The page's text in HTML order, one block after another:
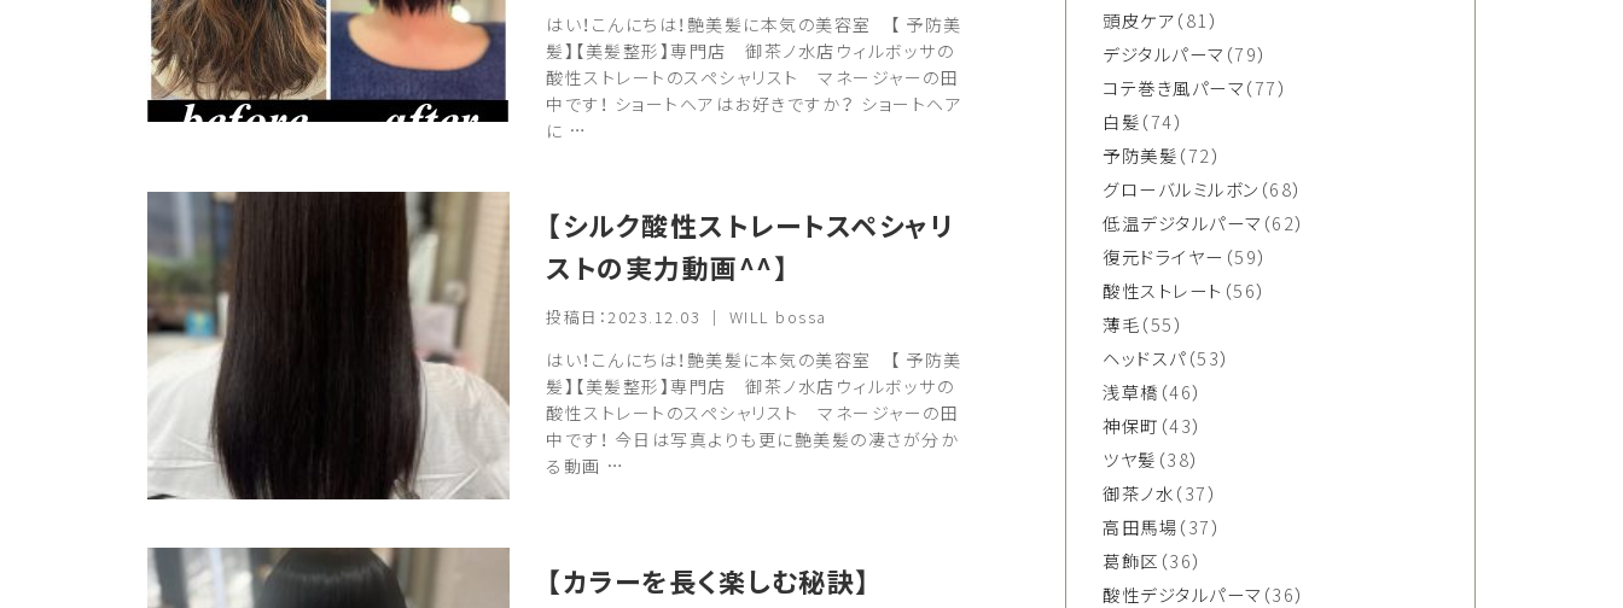
はい！こんにちは！艶美髪に本気の美容室 【 予防美
髪】【美髪整形】専門店 御茶ノ水店ウィルボッサの
酸性ストレートのスペシャリスト マネージャーの田
中です！ ショートヘアはお好きですか？ ショートヘア
に …
【シルク酸性ストレートスペシャリ
ストの実力動画^^】
投稿日：2023.12.03 ｜ WILL bossa
はい！こんにちは！艶美髪に本気の美容室 【 予防美
髪】【美髪整形】専門店 御茶ノ水店ウィルボッサの
酸性ストレートのスペシャリスト マネージャーの田
中です！ 今日は写真よりも更に艶美髪の凄さが分か
る動画 …
【カラーを長く楽しむ秘訣】
頭皮ケア（81）
デジタルパーマ （79）
コテ巻き風パーマ（77）
白髪（74）
予防美髪（72）
グローバルミルボン （68）
低温デジタルパーマ （62）
復元ドライヤー （59）
酸性ストレート （56）
薄毛（55）
ヘッドスパ（53）
浅草橋 （46）
神保町 （43）
ツヤ髪 （38）
御茶ノ水（37）
高田馬場（37）
葛飾区 （36）
酸性デジタルパーマ （36）